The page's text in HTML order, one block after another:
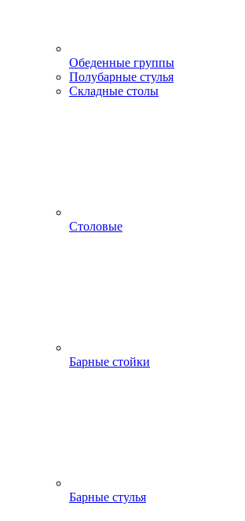
Обеденные группы
Полубарные стулья
Складные столы
Столовые
Барные стойки
Барные стулья